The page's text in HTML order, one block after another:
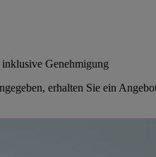
inklusive Genehmigung
erhalten Sie ein